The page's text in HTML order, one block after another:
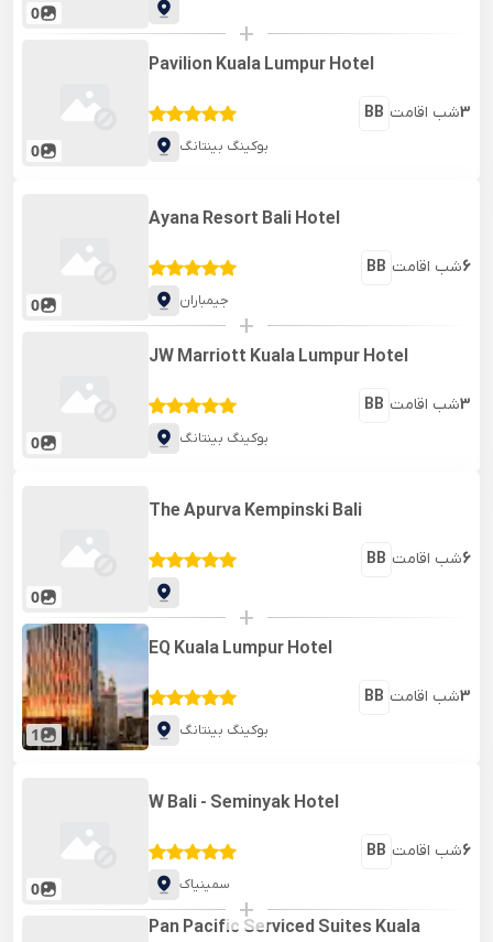
0
+
0
Pavilion Kuala Lumpur Hotel
BB شب اقامت3
بوکینگ بینتانگ
0
Ayana Resort Bali Hotel
BB شب اقامت6
جیمباران
+
0
JW Marriott Kuala Lumpur Hotel
BB شب اقامت3
بوکینگ بینتانگ
0
The Apurva Kempinski Bali
BB شب اقامت6
+
1
EQ Kuala Lumpur Hotel
BB شب اقامت3
بوکینگ بینتانگ
0
W Bali - Seminyak Hotel
BB شب اقامت6
سمینیاک
+
Pan Pacific Serviced Suites Kuala